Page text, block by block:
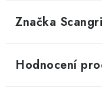
Značka
Hodnocení